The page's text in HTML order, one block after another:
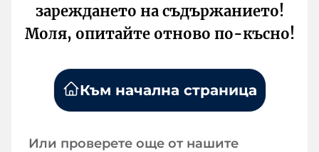
зареждането на съдържанието!
Моля, опитайте отново по-късно!
Към начална страница
Или проверете още от нашите